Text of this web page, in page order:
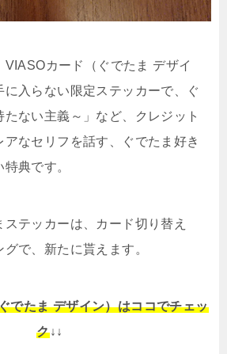
VIASOカード（ぐでたま デザイ
に入らない限定ステッカーで、ぐ
ない主義～」など、クレジット
アなセリフを話す、ぐでたま好き
典です。
ステッカーは、カード切り替え
グで、新たに貰えます。
でたま デザイン）はココでチェッ
ク↓↓